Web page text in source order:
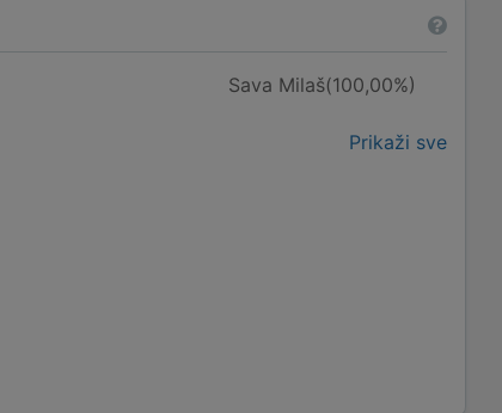
Sava Milaš(100,00%)
Prikaži sve